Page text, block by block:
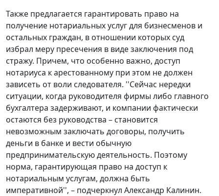
Также предлагается гарантировать право на
получение нотариальных услуг для бизнесменов и
остальных граждан, в отношении которых суд
избрал меру пресечения в виде заключения под
стражу. Причем, что особенно важно, доступ
нотариуса к арестованному при этом не должен
зависеть от воли следователя. ''Сейчас нередки
ситуации, когда руководителя фирмы либо главного
бухгалтера задерживают, и компании фактически
остаются без руководства – становится
невозможным заключать договоры, получить
деньги в банке и вести обычную
предпринимательскую деятельность. Поэтому
норма, гарантирующая право на доступ к
нотариальным услугам, должна быть
императивной'', – подчеркнул Александр Калинин.